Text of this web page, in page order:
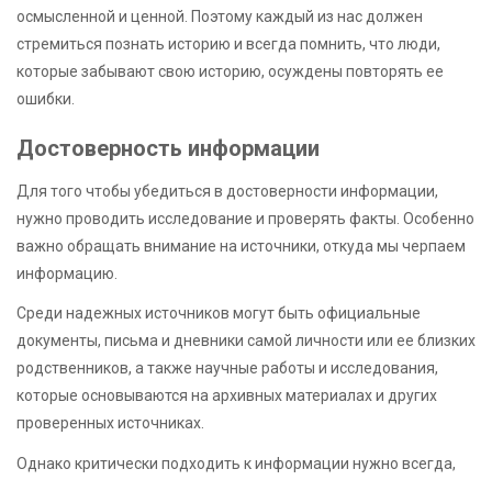
осмысленной и ценной. Поэтому каждый из нас должен
стремиться познать историю и всегда помнить, что люди,
которые забывают свою историю, осуждены повторять ее
ошибки.
Достоверность информации
Для того чтобы убедиться в достоверности информации,
нужно проводить исследование и проверять факты. Особенно
важно обращать внимание на источники, откуда мы черпаем
информацию.
Среди надежных источников могут быть официальные
документы, письма и дневники самой личности или ее близких
родственников, а также научные работы и исследования,
которые основываются на архивных материалах и других
проверенных источниках.
Однако критически подходить к информации нужно всегда,